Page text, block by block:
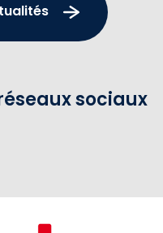
sociaux